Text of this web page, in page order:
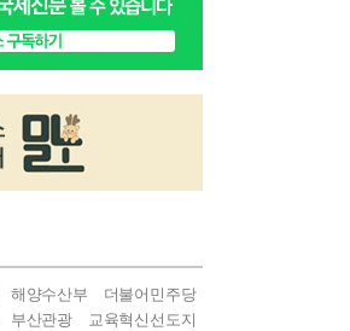
해양수산부
더불어민주당
부산관광
교육혁신선도지